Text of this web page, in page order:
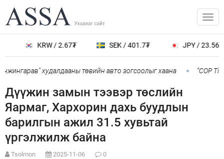
KRW / 2.67₮ SEK / 401.7₮ JPY / 23.56₮
худалдааны төвийн авто зогсоолыг хаана “COP
Дүүжин замын тээвэр төслийн
Яармаг, Хархорин дахь буудлын
барилгын ажил 31.5 хувьтай
үргэлжилж байна
Tsolmon 2025-11-06 0